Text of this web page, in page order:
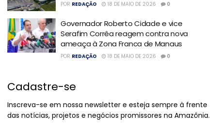
POR REDAÇÃO 18 DE MAIO DE 2026 0
Governador Roberto Cidade e vice
Serafim Corrêa reagem contra nova
ameaça à Zona Franca de Manaus
POR REDAÇÃO 18 DE MAIO DE 2026 0
Cadastre-se
Inscreva-se em nossa newsletter e esteja sempre à frente
das notícias, projetos e negócios promissores na Amazônia.